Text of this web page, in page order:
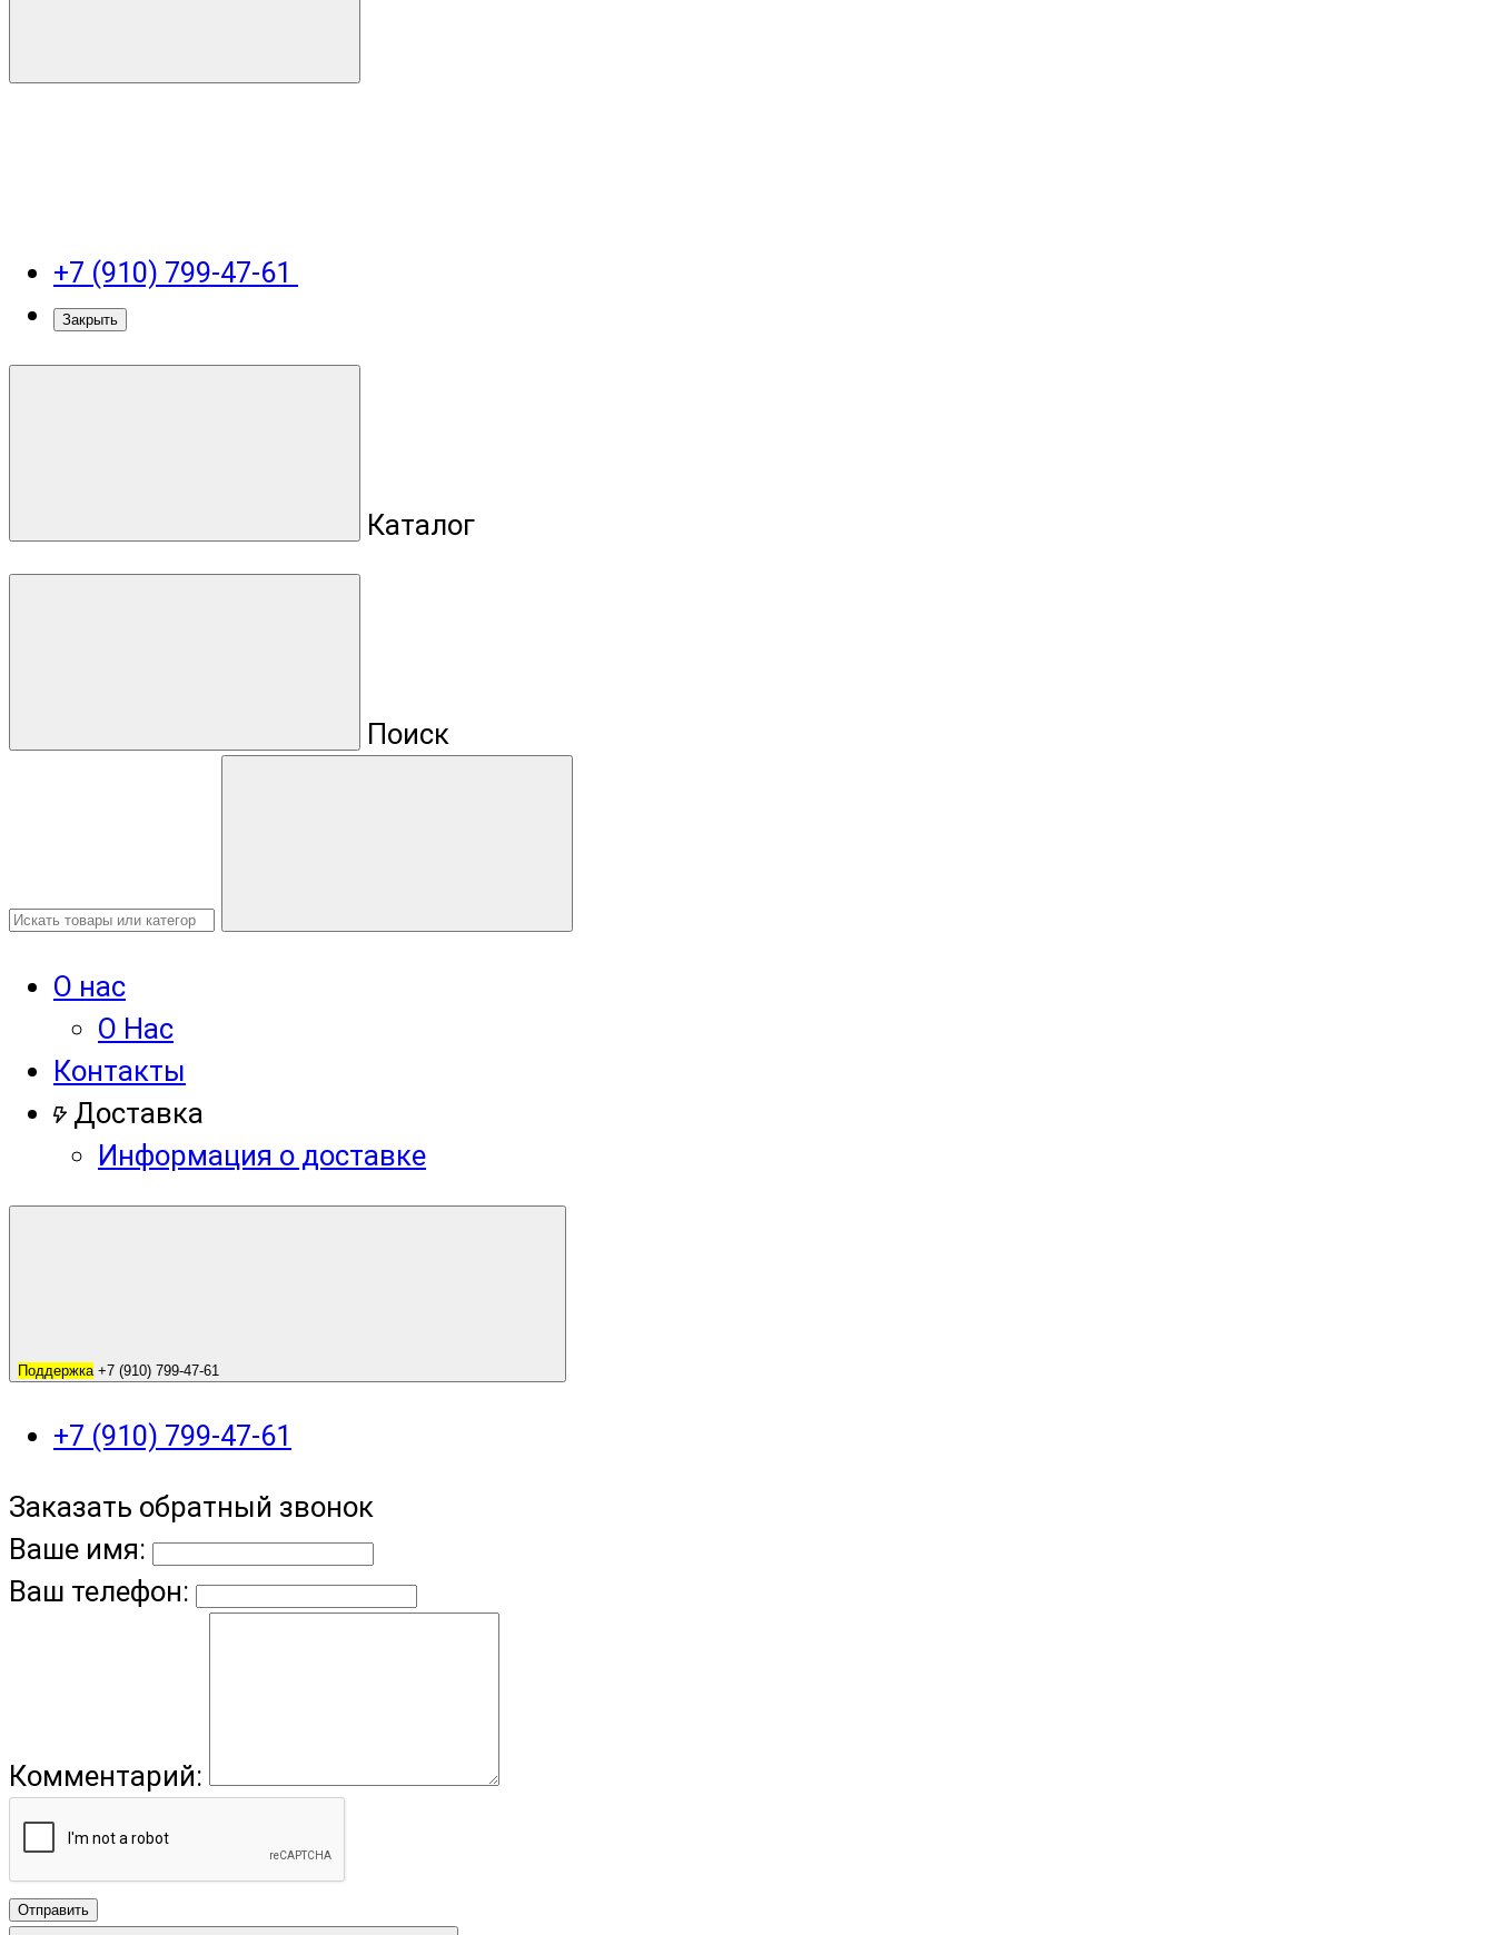
+7 (910) 799-47-61
Закрыть
Каталог
Поиск
О нас
О Нас
Контакты
Доставка
Информация о доставке
Поддержка +7 (910) 799-47-61
+7 (910) 799-47-61
Заказать обратный звонок
Ваше имя:
Ваш телефон:
Комментарий:
Отправить